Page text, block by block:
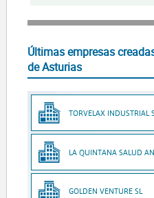
Últimas empresas
de Asturias
TORVELAX INDUSTRIAL
LA QUINTANA SALUD
GOLDEN VENTURE SL